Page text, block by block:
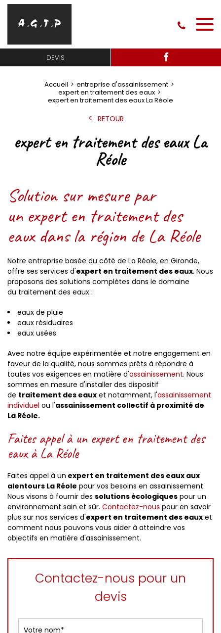
DEVIS
Accueil
entreprise d'assainissement
expert en traitement des eaux
expert en traitement des eaux La Réole
RETOUR
expert en traitement des eaux La
Réole
Solution sur mesure par
un expert en traitement des
eaux dans la région de La Réole
Notre entreprise basée du côté de La Réole, en Gironde,
offre ses services d'expert en traitement des eaux. Nous
proposons des solutions complètes dans le domaine
du traitement des eaux :
eaux de pluie
eaux résiduaires
eaux usées
Avec notre équipe expérimentée et notre engagement en
faveur de la qualité, nous sommes prêts à répondre à
toutes vos exigences en matière d'assainissement. Nous
sommes en mesure d'installer des dispositif
de traitement des eaux et notamment, l'assainissement
individuel ou l'assainissement collectif à proximité de
La Réole.
Faites appel à un expert en traitement des
eaux à La Réole
Faites appel à un expert en traitement des eaux aux
alentours La Réole pour vos besoins en assainissement.
Nous visons à fournir des solutions écologiques pour un
environnement sain et sûr. Contactez-nous pour en savoir
plus sur nos services d'expert en traitement des eaux et
comment nous pouvons vous aider à atteindre vos
objectifs en matière d'assainissement.
Contactez-nous pour un
devis